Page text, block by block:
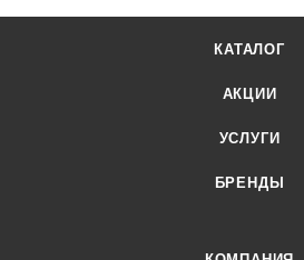
КАТАЛОГ
АКЦИИ
УСЛУГИ
БРЕНДЫ